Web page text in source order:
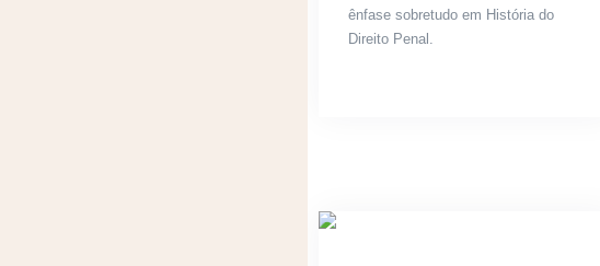
ênfase sobretudo em História do
Direito Penal.